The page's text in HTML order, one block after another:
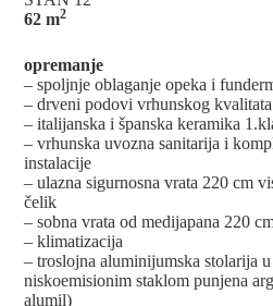
62 m2
opremanje
– spoljnje oblaganje opeka i
– drveni podovi vrhunskog kvalitata
– italijanska i španska keramika
– vrhunska uvozna sanitarija i
instalacije
– ulazna sigurnosna vrata 220 cm
čelik
– sobna vrata od medijapana 220
– klimatizacija
– troslojna aluminijumska stolarija
niskoemisionim staklom punjena
alumil)